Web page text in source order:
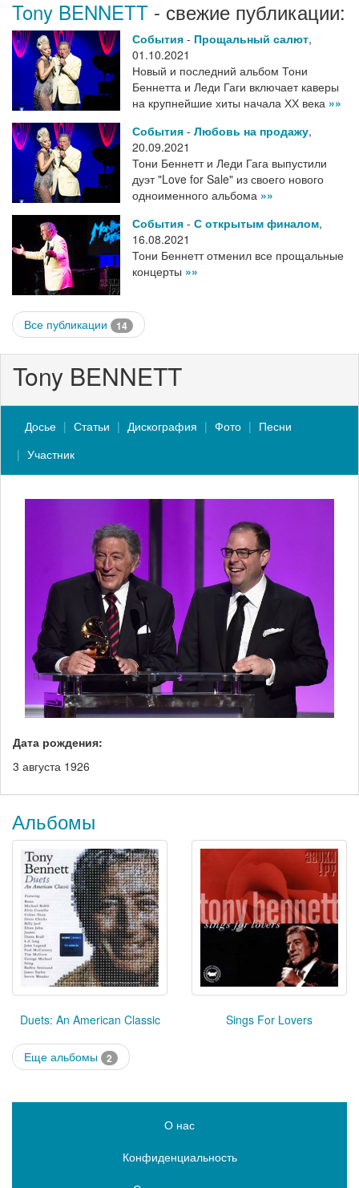
Tony BENNETT - свежие публикации:
События - Прощальный салют,
01.10.2021
Новый и последний альбом Тони
Беннетта и Леди Гаги включает каверы
на крупнейшие хиты начала ХХ века »»
События - Любовь на продажу,
20.09.2021
Тони Беннетт и Леди Гага выпустили
дуэт "Love for Sale" из своего нового
одноименного альбома »»
События - С открытым финалом,
16.08.2021
Тони Беннетт отменил все прощальные
концерты »»
Все публикации 14
Tony BENNETT
Досье Статьи Дискография Фото
Песни
Участник
Дата рождения:
3 августа 1926
Альбомы
Duets: An American Classic Sings For Lovers
Еще альбомы 2
О нас
Конфиденциальность